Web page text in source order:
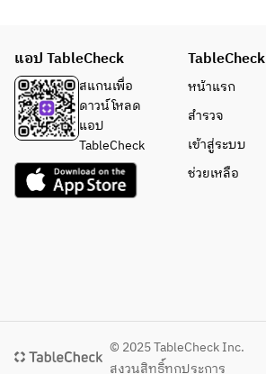
แอป TableCheck
สแกนเพื่อ
ดาวน์โหลด
แอป
TableCheck
TableCheck
หน้าแรก
สำรวจ
เข้าสู่ระบบ
ช่วยเหลือ
© 2025 TableCheck Inc.
สงวนสิทธิ์ทุกประการ